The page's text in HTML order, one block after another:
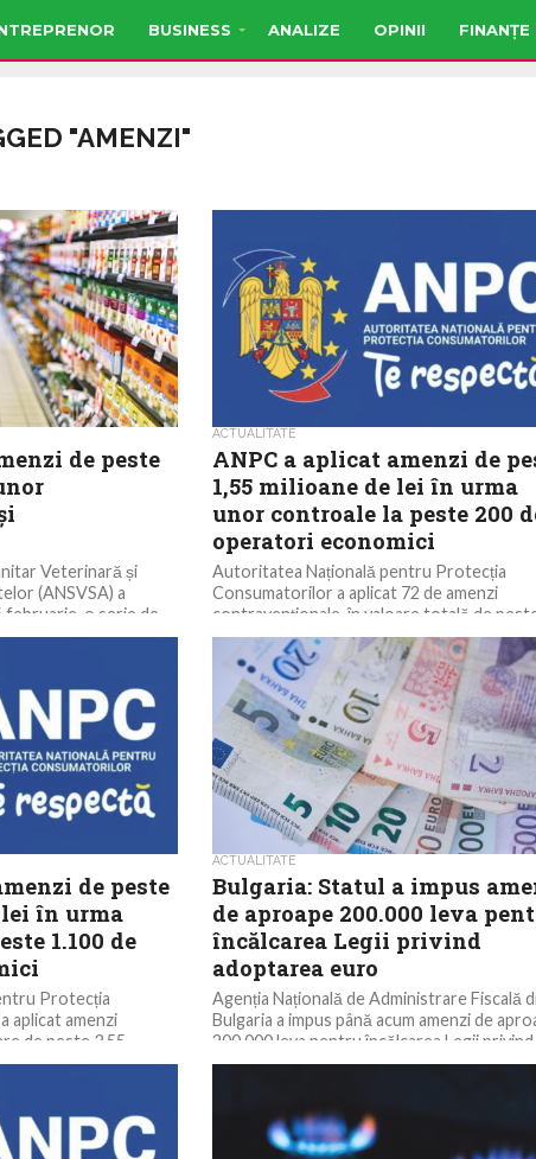
BUSINESS ANALIZE OPINII FINANȚE
"AMENZI"
de peste
Veterinară și
(ANSVSA) a
o serie de
ACTUALITATE
ANPC a aplicat amenzi de
1,55 milioane de lei în urma
unor controale la peste 200
operatori economici
Autoritatea Națională pentru Protecția
Consumatorilor a aplicat 72 de amenzi
contravenționale, în valoare totală de
1,55 milioane de lei, în urma...
de peste
lei în urma
1.100 de
Protecția
aplicat amenzi
de peste 3,55
ACTUALITATE
Bulgaria: Statul a impus
de aproape 200.000 leva
încălcarea Legii privind
adoptarea euro
Agenția Națională de Administrare Fiscală
Bulgaria a impus până acum amenzi de
200.000 leva pentru încălcarea Legii privind
adoptarea euro,...